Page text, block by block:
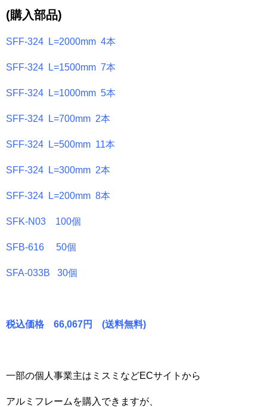
(購入部品)
SFF-324 L=2000mm 4本
SFF-324 L=1500mm 7本
SFF-324 L=1000mm 5本
SFF-324 L=700mm 2本
SFF-324 L=500mm 11本
SFF-324 L=300mm 2本
SFF-324 L=200mm 8本
SFK-N03 100個
SFB-616 50個
SFA-033B 30個
税込価格 66,067円 (送料無料)
一部の個人事業主はミスミなどECサイトから
アルミフレームを購入できますが、